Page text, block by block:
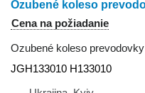
Cena na požiadanie
Ozubené koleso prevodovky
JGH133010 H133010